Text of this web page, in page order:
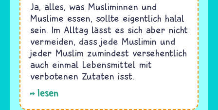
Ja, alles, was Musliminnen und
Muslime essen, sollte eigentlich halal
sein. Im Alltag lässt es sich aber nicht
vermeiden, dass jede Muslimin und
jeder Muslim zumindest versehentlich
auch einmal Lebensmittel mit
verbotenen Zutaten isst.
lesen